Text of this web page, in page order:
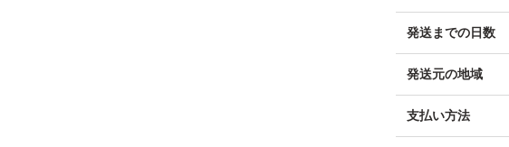
発送までの日数
発送元の地域
支払い方法